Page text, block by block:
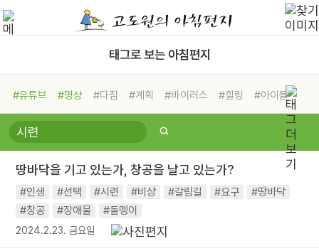
태그로 보는 아침편지
#유튜브 #명상 #다짐 #계획 #바이러스 #힐링
#아이들
#비전캠프
#독서캠프 #삶
#희망
#나눔 #친구 #링컨학교
#독서
#건강 #면역력
땅바닥을 기고 있는가, 창공을 날고 있는가?
#인생 #선택 #시련 #비상 #갈림길 #요구
#땅바닥
#창공
#장애물 #돌멩이
2024.2.23. 금요일